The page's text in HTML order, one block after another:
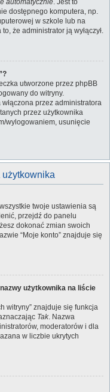
automatycznie. Jest to
dostępnego komputera, np.
w szkole lub na
że administrator ją wyłączył.
utworzone przez phpBB
do witryny.
przez administratora
przez użytkownika
wylogowaniem, usunięcie
twoje ustawienia są
przejdź do panelu
dokonać zmian swoich
“Moje konto” znajduje się
użytkownika na liście
witryny” znajduje się funkcja
Tak. Nazwa
moderatorów i dla
w liczbie ukrytych